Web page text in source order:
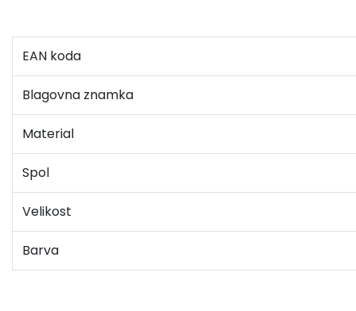
EAN koda
Blagovna znamka
Material
Spol
Velikost
Barva